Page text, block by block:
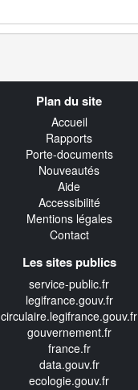
Plan du site
Accueil
Rapports
Porte-documents
Nouveautés
Aide
Accessibilité
Mentions légales
Contact
Les sites publics
service-public.fr
legifrance.gouv.fr
circulaire.legifrance.gouv.fr
gouvernement.fr
france.fr
data.gouv.fr
ecologie.gouv.fr